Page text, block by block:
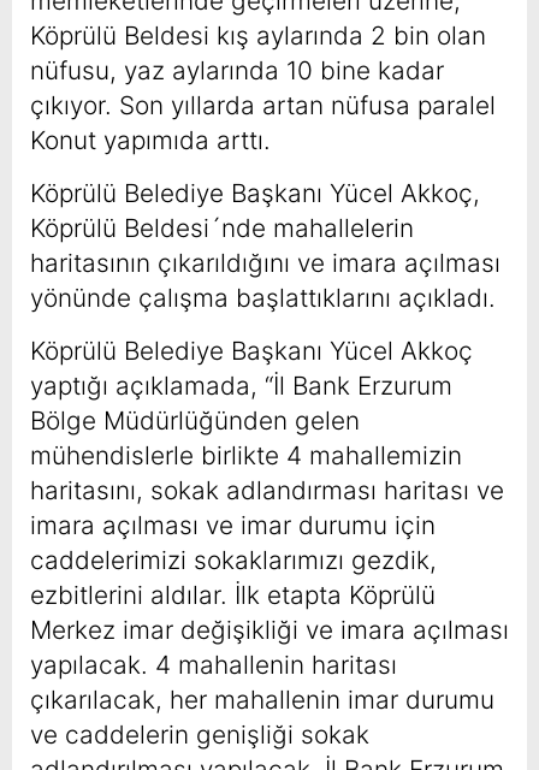
Köprülü Beldesi kış aylarında 2 bin olan
nüfusu, yaz aylarında 10 bine kadar
çıkıyor. Son yıllarda artan nüfusa paralel
Konut yapımıda arttı.
Köprülü Belediye Başkanı Yücel Akkoç,
Köprülü Beldesi´nde mahallelerin
haritasının çıkarıldığını ve imara açılması
yönünde çalışma başlattıklarını açıkladı.
Köprülü Belediye Başkanı Yücel Akkoç
yaptığı açıklamada, “İl Bank Erzurum
Bölge Müdürlüğünden gelen
mühendislerle birlikte 4 mahallemizin
haritasını, sokak adlandırması haritası ve
imara açılması ve imar durumu için
caddelerimizi sokaklarımızı gezdik,
ezbitlerini aldılar. İlk etapta Köprülü
Merkez imar değişikliği ve imara açılması
yapılacak. 4 mahallenin haritası
çıkarılacak, her mahallenin imar durumu
ve caddelerin genişliği sokak